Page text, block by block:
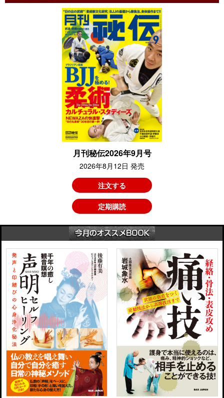
月刊秘伝2026年9月号
2026年8月12日 発売
注文する
定期購読